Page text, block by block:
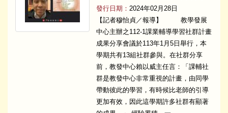
發行日期： 2024年02月28日
【記者穆怡貞／報導】 教學發展
中心主辦之112-1課業輔導學習社群計畫
成果分享會議於113年1月5日舉行，本
學期共有13組社群參與。在社群分享
前，教發中心賴以威主任言：「課輔社
群是教發中心非常重視的計畫，由同學
帶動彼此的學習，有時候比老師的引導
更加有效，因此這學期許多社群有顯著